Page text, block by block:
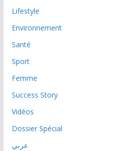
Lifestyle
Environnement
Santé
Sport
Femme
Success Story
Vidéos
Dossier Spécial
عربي